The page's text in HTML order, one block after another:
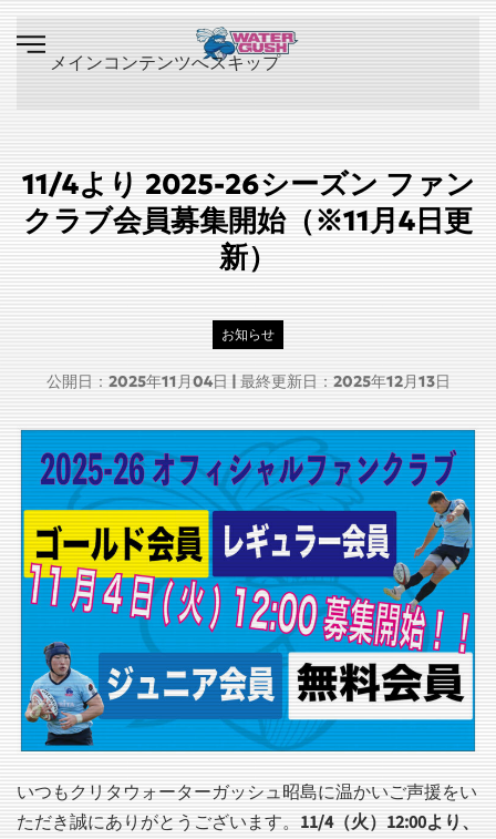
メインコンテンツへスキップ
11/4より 2025-26シーズン ファン
クラブ会員募集開始（※11月4日更
新）
お知らせ
公開日：2025年11月04日 | 最終更新日：2025年12月13日
いつもクリタウォーターガッシュ昭島に温かいご声援をい
ただき誠にありがとうございます。11/4（火）12:00より、